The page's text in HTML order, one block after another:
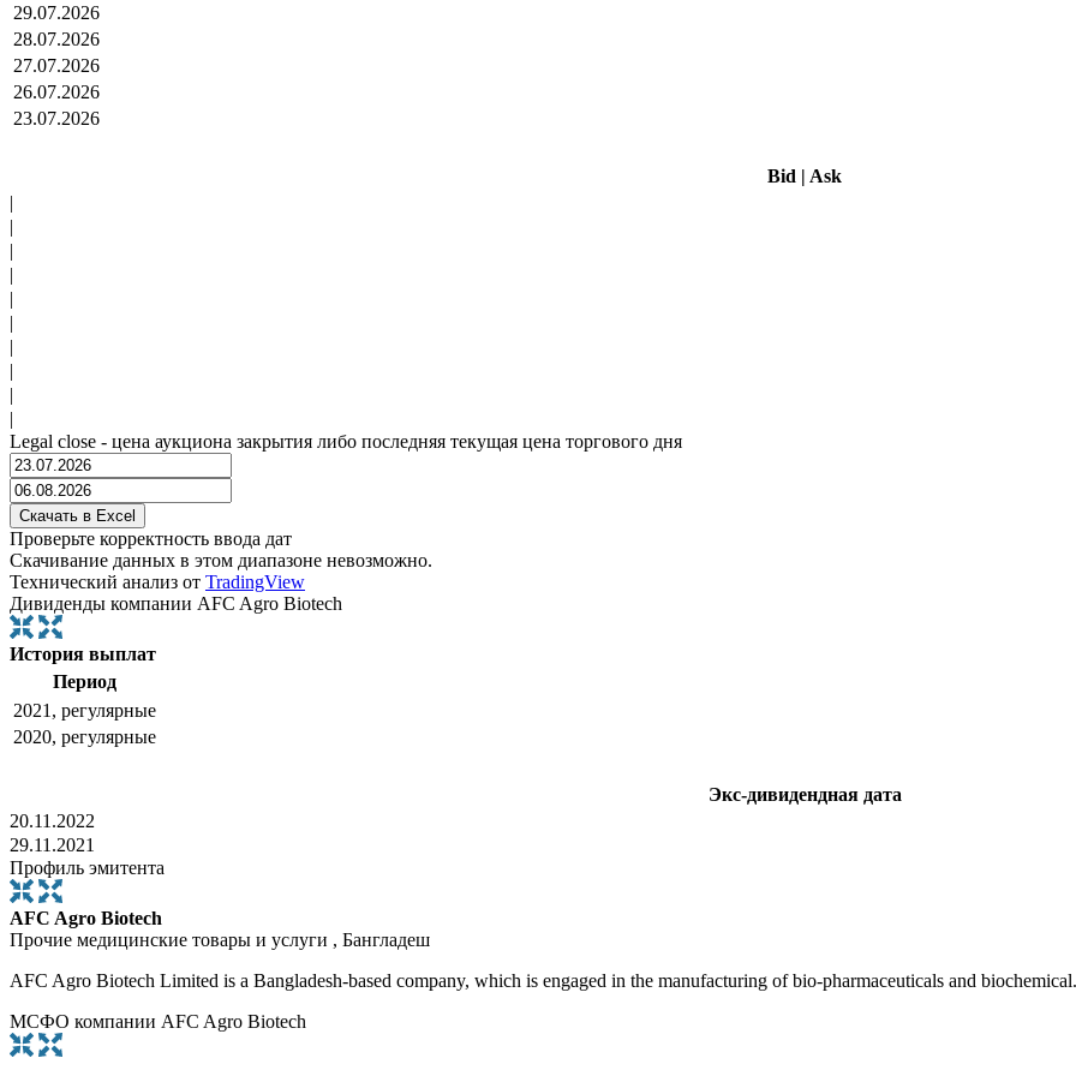
29.07.2026
28.07.2026
27.07.2026
26.07.2026
23.07.2026
Bid | Ask
|
|
|
|
|
|
|
|
|
|
Legal close - цена аукциона закрытия либо последняя текущая цена торгового дня
Проверьте корректность ввода дат
Скачивание данных в этом диапазоне невозможно.
Технический анализ от TradingView
Дивиденды компании AFC Agro Biotech
История выплат
Период
2021, регулярные
2020, регулярные
Экс-дивидендная дата
20.11.2022
29.11.2021
Профиль эмитента
AFC Agro Biotech
Прочие медицинские товары и услуги , Бангладеш
AFC Agro Biotech Limited is a Bangladesh-based company, which is engaged in the manufacturing of bio-pharmaceuticals and biochemical.
МСФО компании AFC Agro Biotech